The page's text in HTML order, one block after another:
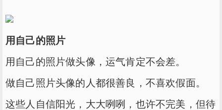
用自己的照片
用自己的照片做头像，运气肯定不会差。
做自己照片头像的人都很善良，不喜欢假面。
这些人自信阳光，大大咧咧，也许不完美，但待